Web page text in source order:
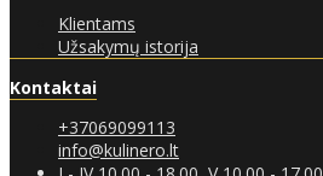
Klientams
Užsakymų istorija
Kontaktai
+37069099113
info@kulinero.lt